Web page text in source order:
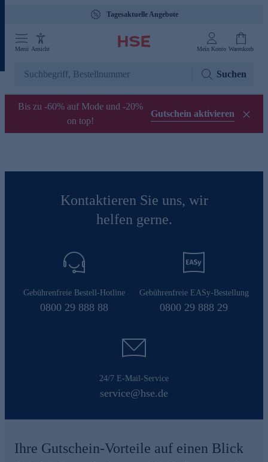
Tagesaktuelle Angebote
Menü Ansicht Mein Konto Warenkorb
Suchen
Bis zu -60% auf Mode und -20%
on top!
Gutschein aktivieren
Kontaktieren Sie uns, wir
helfen gerne.
Gebührenfreie Bestell-Hotline
0800 29 888 88
Gebührenfreie EASy-Bestellung
0800 29 888 29
24/7 E-Mail-Service
service@hse.de
Ihre Gutschein-Vorteile auf einen Blick